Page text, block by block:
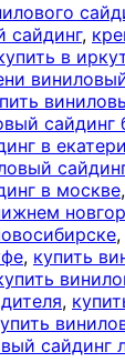
сайдинг,
в
сайдинг
в
в москве,
,
, купить
,
сайдинг